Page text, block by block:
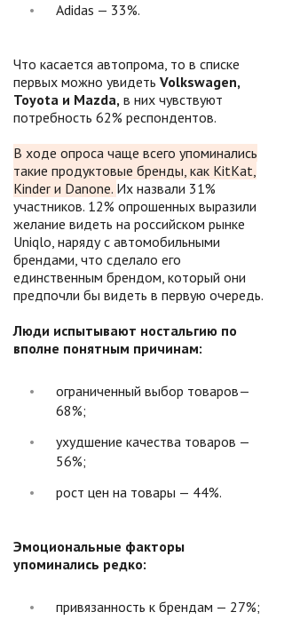
Adidas — 33%.
Что касается автопрома, то в списке
первых можно увидеть Volkswagen,
Toyota и Mazda, в них чувствуют
потребность 62% респондентов.
В ходе опроса чаще всего упоминались
такие продуктовые бренды, как KitKat,
Kinder и Danone. Их назвали 31%
участников. 12% опрошенных выразили
желание видеть на российском рынке
Uniqlo, наряду с автомобильными
брендами, что сделало его
единственным брендом, который они
предпочли бы видеть в первую очередь.
Люди испытывают ностальгию по
вполне понятным причинам:
ограниченный выбор товаров—
68%;
ухудшение качества товаров —
56%;
рост цен на товары — 44%.
Эмоциональные факторы
упоминались редко:
привязанность к брендам — 27%;